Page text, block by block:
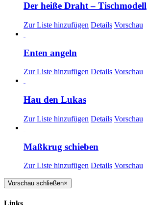
Der heiße Draht – Tischmodell
Zur Liste hinzufügen Details Vorschau
Enten angeln
Zur Liste hinzufügen Details Vorschau
Hau den Lukas
Zur Liste hinzufügen Details Vorschau
Maßkrug schieben
Zur Liste hinzufügen Details Vorschau
Vorschau schließen×
Links